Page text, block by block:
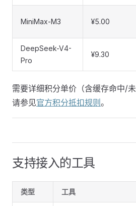
MiniMax-M3 ¥5.00
DeepSeek-V4-
Pro
¥9.30
需要详细积分单价（含缓存命中/
请参见官方积分抵扣规则 。
支持接入的工具
类型 工具